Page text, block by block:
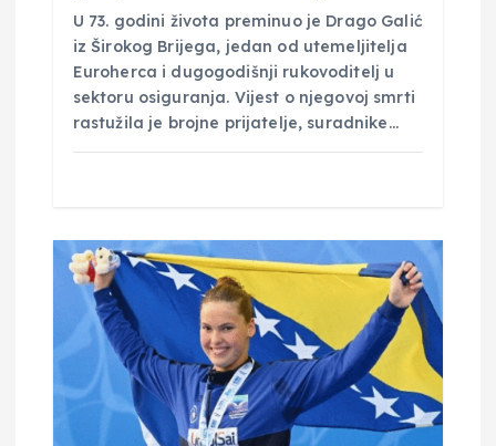
U 73. godini života preminuo je Drago Galić
iz Širokog Brijega, jedan od utemeljitelja
Euroherca i dugogodišnji rukovoditelj u
sektoru osiguranja. Vijest o njegovoj smrti
rastužila je brojne prijatelje, suradnike…